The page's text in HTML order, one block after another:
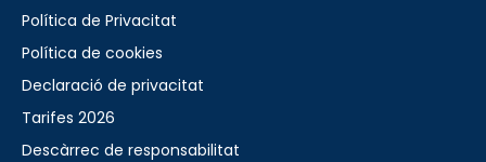
Política de Privacitat
Política de cookies
Declaració de privacitat
Tarifes 2026
Descàrrec de responsabilitat